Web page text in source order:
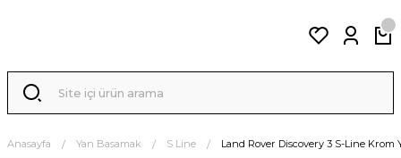
Anasayfa Yan Basamak S Line Land Rover Discovery 3 S-Line Krom